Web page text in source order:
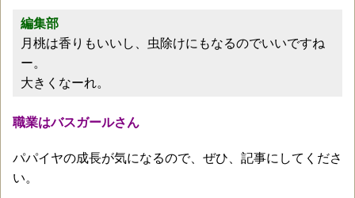
編集部
月桃は香りもいいし、虫除けにもなるのでいいですね
ー。
大きくなーれ。
職業はバスガールさん
パパイヤの成長が気になるので、ぜひ、記事にしてくださ
い。